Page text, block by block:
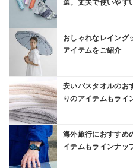
選。丈夫で使いやす
おしゃれなレイング
アイテムをご紹介
安いバスタオルのお
りのアイテムもライ
海外旅行におすすめ
イテムもラインナッ